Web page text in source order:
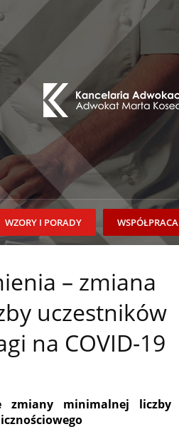
WSPÓŁPRACA
WZORY I PORADY
– zmiana
uczestników
na COVID-19
zmiany minimalnej liczby